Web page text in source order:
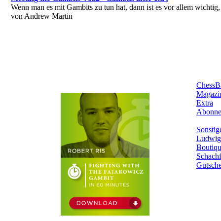
Wenn man es mit Gambits zu tun hat, dann ist es vor allem
von Andrew Martin
Extra
Ludwig